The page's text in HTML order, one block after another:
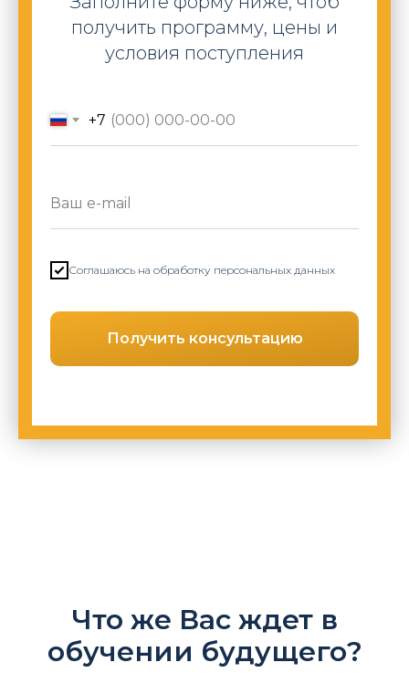
получить программу, цены и
условия поступления
+7
Соглашаюсь на обработку персональных данных
Получить консультацию
Что же Вас ждет в
обучении будущего?